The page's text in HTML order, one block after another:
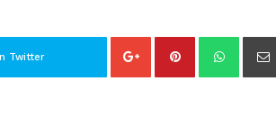
Twitter